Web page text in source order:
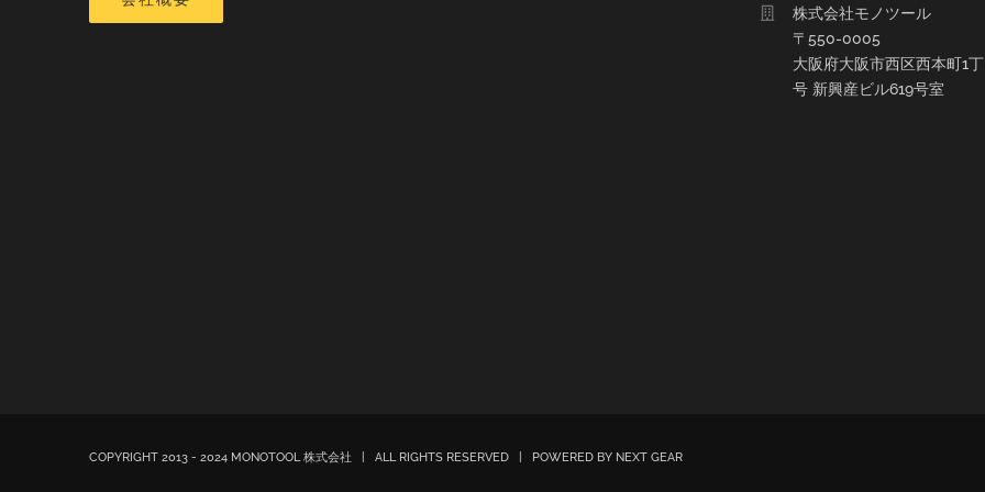
株式会社モノツール
〒550-0005
大阪府大阪市西区西本町1
号 新興産ビル619号室
COPYRIGHT 2013 - 2024 MONOTOOL 株式会社 | ALL RIGHTS RESERVED | POWERED BY NEXT GEAR